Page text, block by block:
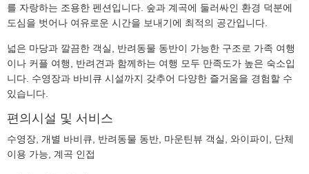
를 자랑하는 조용한 펜션입니다. 숲과 계곡에 둘러싸인 환경 덕분에
도심을 벗어나 여유로운 시간을 보내기에 최적의 공간입니다.
넓은 마당과 깔끔한 객실, 반려동물 동반이 가능한 구조로 가족 여행
이나 커플 여행, 반려견과 함께하는 여행 모두 만족도가 높은 숙소입
니다. 수영장과 바비큐 시설까지 갖추어 다양한 즐거움을 경험할 수
있습니다.
편의시설 및 서비스
수영장, 개별 바비큐, 반려동물 동반, 마운틴뷰 객실, 와이파이, 단체
이용 가능, 계곡 인접